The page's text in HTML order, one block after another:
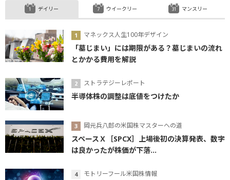
デイリー
マネックス人生100年デザイン
「墓じまい」には期限がある？墓じまいの流れ
とかかる費用を解説
ストラテジーレポート
半導体株の調整は底値をつけたか
岡元兵八郎の米国株マスターへの道
スペースＸ［SPCX］上場後初の決算発表、数字
は良かったが株価が下落...
モトリーフール米国株情報
ウイークリー マンスリー